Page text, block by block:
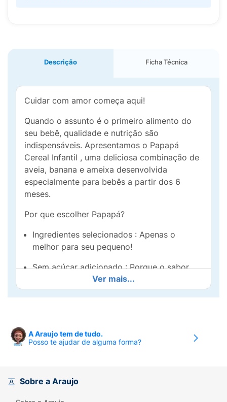
Descrição Ficha Técnica
Cuidar com amor começa aqui!
Quando o assunto é o primeiro alimento do
seu bebê, qualidade e nutrição são
indispensáveis. Apresentamos o Papapá
Cereal Infantil , uma deliciosa combinação de
aveia, banana e ameixa desenvolvida
especialmente para bebês a partir dos 6
meses.
Por que escolher Papapá?
Ingredientes selecionados : Apenas o
melhor para seu pequeno!
Sem açúcar adicionado : Porque o sabor
natural é o suficiente.
Fonte de cálcio, magnésio e fósforo :
Com 5% de aveia integral : Textura e
sustância na medida certa.
Ofereça um alimento saudável, prático e
saboroso para o início da introdução
Ver mais...
A Araujo tem de tudo.
Posso te ajudar de alguma forma?
Sobre a Araujo